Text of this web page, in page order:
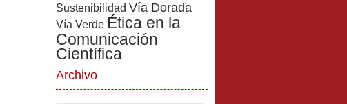
Sustenibilidad Vía Dorada
Vía Verde Ética en la
Comunicación
Científica
Archivo